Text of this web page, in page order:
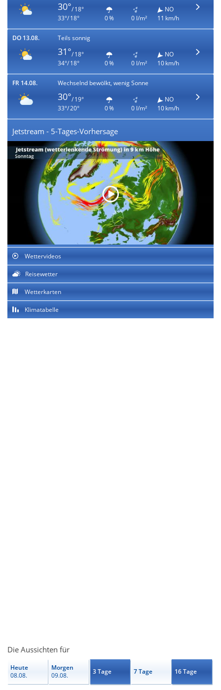
30°/ 18°
33°/ 18°
0 % 0 l/m²
NO
11 km/h
DO 13.08. Teils sonnig
31°/ 18°
34°/ 18°
0 % 0 l/m²
NO
10 km/h
FR 14.08. Wechselnd bewölkt, wenig Sonne
30°/ 19°
33°/ 20°
0 % 0 l/m²
NO
10 km/h
Jetstream - 5-Tages-Vorhersage
Wettervideos
Reisewetter
Wetterkarten
Klimatabelle
Die Aussichten für
Heute
08.08.
Morgen
09.08.
3 Tage 7 Tage 16 Tage